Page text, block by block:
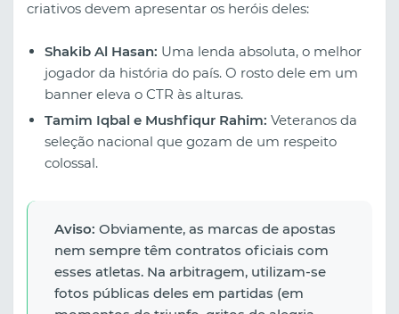
criativos devem apresentar os heróis deles:
Shakib Al Hasan: Uma lenda absoluta, o melhor
jogador da história do país. O rosto dele em um
banner eleva o CTR às alturas.
Tamim Iqbal e Mushfiqur Rahim: Veteranos da
seleção nacional que gozam de um respeito
colossal.
Aviso: Obviamente, as marcas de apostas
nem sempre têm contratos oficiais com
esses atletas. Na arbitragem, utilizam-se
fotos públicas deles em partidas (em